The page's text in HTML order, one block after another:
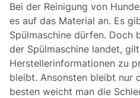
Bei der Reinigung von
es auf das Material an. Es
Spülmaschine dürfen. Doch
der Spülmaschine landet,
Herstellerinformationen zu
bleibt. Ansonsten bleibt nur
besten weicht man die